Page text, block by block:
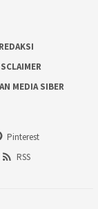
REDAKSI
MEDIA SIBER
Pinterest
RSS